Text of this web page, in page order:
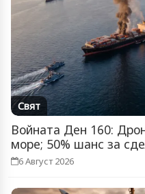
Свят
Войната Ден 160:
море; 50% шанс за
6 Август 2026